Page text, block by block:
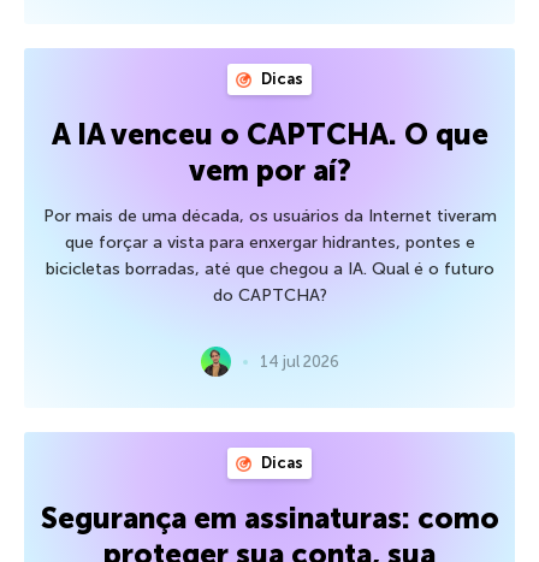
Dicas
A IA venceu o CAPTCHA. O que
vem por aí?
Por mais de uma década, os usuários da Internet tiveram
que forçar a vista para enxergar hidrantes, pontes e
bicicletas borradas, até que chegou a IA. Qual é o futuro
do CAPTCHA?
14 jul 2026
Dicas
Segurança em assinaturas: como
proteger sua conta, sua